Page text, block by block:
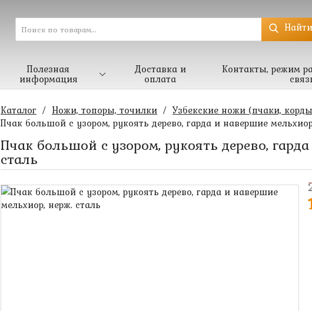
Найти
Полезная
информация
Доставка и
оплата
Контакты, режим
Каталог / Ножи, топоры, точилки / Узбекские ножи (пчаки,
Пчак большой с узором, рукоять дерево, гарда и навершие
Пчак большой с узором, рукоять дерево,
сталь